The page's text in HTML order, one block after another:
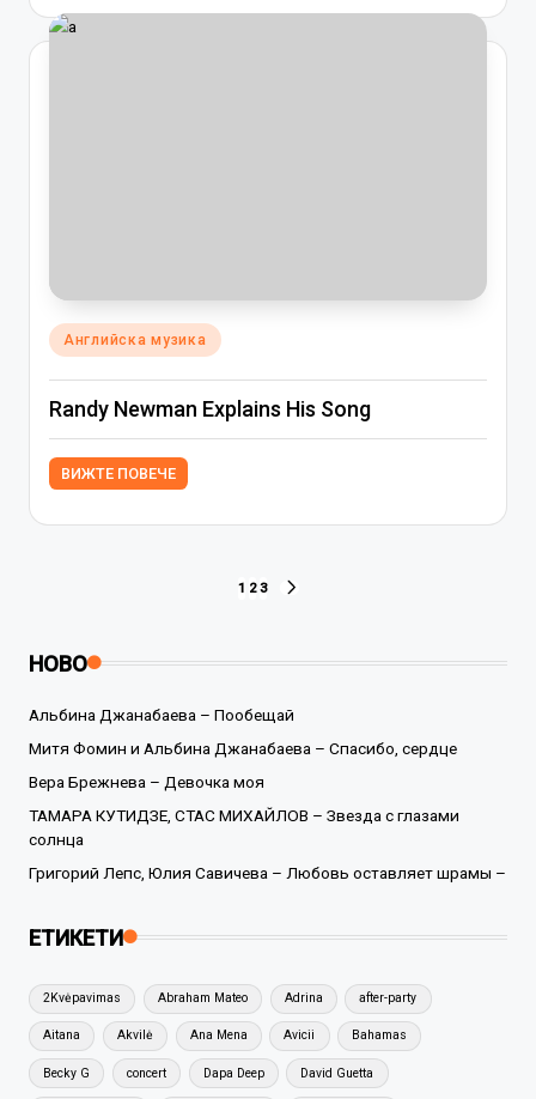
Posted
in
Английска музика
Randy Newman Explains His Song
ВИЖТЕ ПОВЕЧЕ
публикациите
на
страници
1 2 3
НОВО
Альбина Джанабаева – Пообещай
Митя Фомин и Альбина Джанабаева – Спасибо, сердце
Вера Брежнева – Девочка моя
ТАМАРА КУТИДЗЕ, СТАС МИХАЙЛОВ – Звезда с глазами
солнца
Григорий Лепс, Юлия Савичева – Любовь оставляет шрамы –
ЕТИКЕТИ
2Kvėpavimas Abraham Mateo Adrina after-party
Aitana Akvilė Ana Mena Avicii Bahamas
Becky G concert Dapa Deep David Guetta